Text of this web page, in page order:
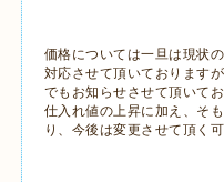
価格については一旦は現状
対応させて頂いておりますが
でもお知らせさせて頂いて
仕入れ値の上昇に加え、そ
り、今後は変更させて頂く